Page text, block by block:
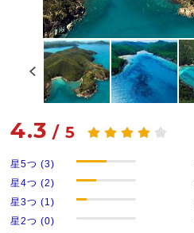
4.3 /5
星5つ (3)
星4つ (2)
星3つ (1)
星2つ (0)